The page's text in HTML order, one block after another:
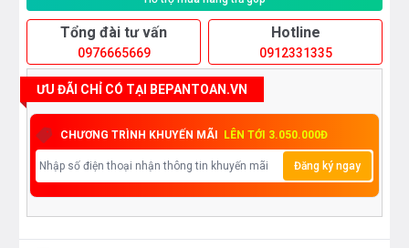
Tổng đài tư vấn
0976665669
Hotline
0912331335
ƯU ĐÃI CHỈ CÓ TẠI BEPANTOAN.VN
CHƯƠNG TRÌNH KHUYẾN MÃI LÊN TỚI 3.050.000Đ
Đăng ký ngay